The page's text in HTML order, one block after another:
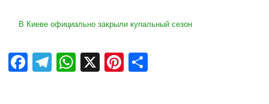
В Киеве официально закрыли купальный сезон
Facebook
Telegram
WhatsApp
X Pinterest